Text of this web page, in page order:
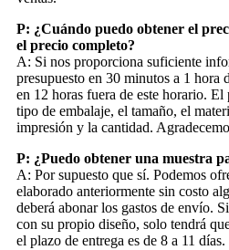
P: ¿Cuándo puedo obtener el
el precio completo?
A: Si nos proporciona suficiente
presupuesto en 30 minutos a 1 hora
en 12 horas fuera de este horario. El
tipo de embalaje, el tamaño, el
impresión y la cantidad.
P: ¿Puedo obtener una muestra
A: Por supuesto que sí. Podemos
elaborado anteriormente sin costo
deberá abonar los gastos de envío.
con su propio diseño, solo tendrá
el plazo de entrega es de 8 a 11 días.